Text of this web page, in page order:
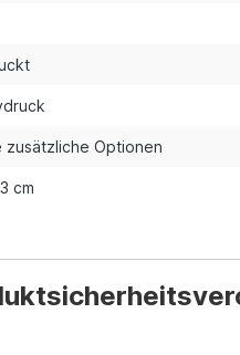
zusätzliche Optionen
cm